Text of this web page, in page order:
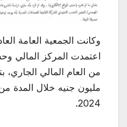
وكانت الجمعية العامة
اعتمدت المركز المالي
مليون جنيه خلال المدة
2024.